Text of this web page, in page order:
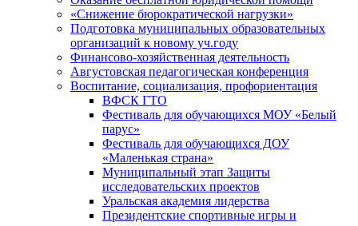
«Снижение бюрократической нагрузки»
Подготовка муниципальных образовательных
организаций к новому уч.году
Финансово-хозяйственная деятельность
Августовская педагогическая конференция
Воспитание, социализация, профориентация
ВФСК ГТО
Фестиваль для обучающихся МОУ «Белый
парус»
Фестиваль для обучающихся ДОУ
«Маленькая страна»
Муниципальный этап Защиты
исследовательских проектов
Уральская академия лидерства
Президентские спортивные игры и